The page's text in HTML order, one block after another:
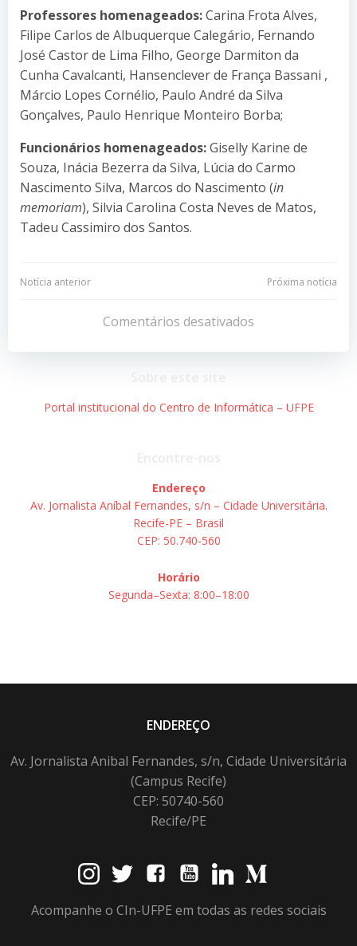
Professores homenageados:Carina Frota Alves,
Filipe Carlos de Albuquerque Calegário, Fernando
José Castor de Lima Filho, George Darmiton da
Cunha Cavalcanti, Hansenclever de França Bassani ,
Márcio Lopes Cornélio, Paulo André da Silva
Gonçalves, Paulo Henrique Monteiro Borba;
Funcionários homenageados:Giselly Karine de
Souza, Inácia Bezerra da Silva, Lúcia do Carmo
Nascimento Silva, Marcos do Nascimento (in
memoriam), Silvia Carolina Costa Neves de Matos,
Tadeu Cassimiro dos Santos.
Navegação
Post
Notícia anterior
Navegação
de
Post
Próxima notícia
Comentários desativados
Portal institucional do Centro de Informática – UFPE
Endereço
Av. Jornalista Aníbal Fernandes, s/n – Cidade Universitária.
Recife-PE – Brasil
CEP: 50.740-560
Horário
Segunda–Sexta: 8:00–18:00
ENDEREÇO
Av. Jornalista Anibal Fernandes, s/n, Cidade Universitária
(Campus Recife)
CEP: 50740-560
Recife/PE
Acompanhe o CIn-UFPE em todas as redes sociais